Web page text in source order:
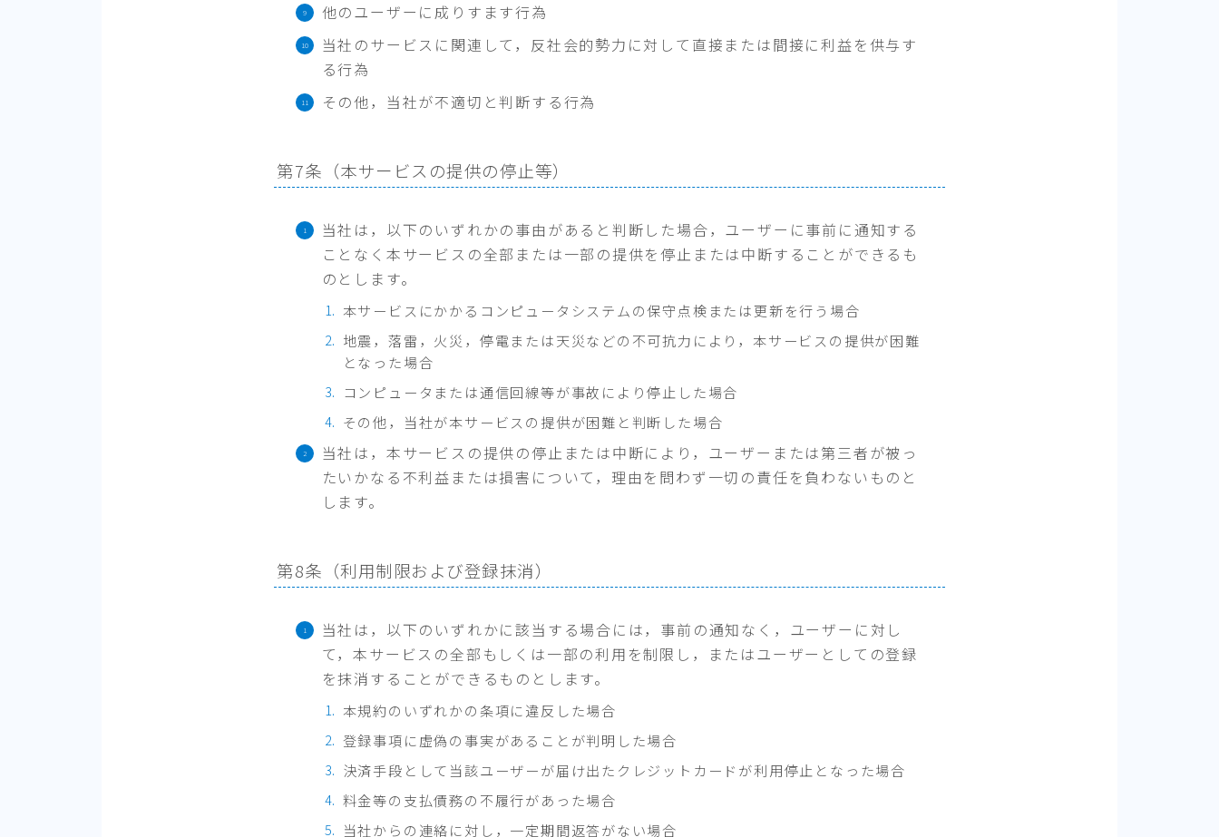
他のユーザーに成りすます行為
当社のサービスに関連して，反社会的勢力に対して直接または間接に利益を供与す
る行為
その他，当社が不適切と判断する行為
第7条（本サービスの提供の停止等）
当社は，以下のいずれかの事由があると判断した場合，ユーザーに事前に通知する
ことなく本サービスの全部または一部の提供を停止または中断することができるも
のとします。
本サービスにかかるコンピュータシステムの保守点検または更新を行う場合
地震，落雷，火災，停電または天災などの不可抗力により，本サービスの提供が困難
となった場合
コンピュータまたは通信回線等が事故により停止した場合
その他，当社が本サービスの提供が困難と判断した場合
当社は，本サービスの提供の停止または中断により，ユーザーまたは第三者が被っ
たいかなる不利益または損害について，理由を問わず一切の責任を負わないものと
します。
第8条（利用制限および登録抹消）
当社は，以下のいずれかに該当する場合には，事前の通知なく，ユーザーに対し
て，本サービスの全部もしくは一部の利用を制限し，またはユーザーとしての登録
を抹消することができるものとします。
本規約のいずれかの条項に違反した場合
登録事項に虚偽の事実があることが判明した場合
決済手段として当該ユーザーが届け出たクレジットカードが利用停止となった場合
料金等の支払債務の不履行があった場合
当社からの連絡に対し，一定期間返答がない場合